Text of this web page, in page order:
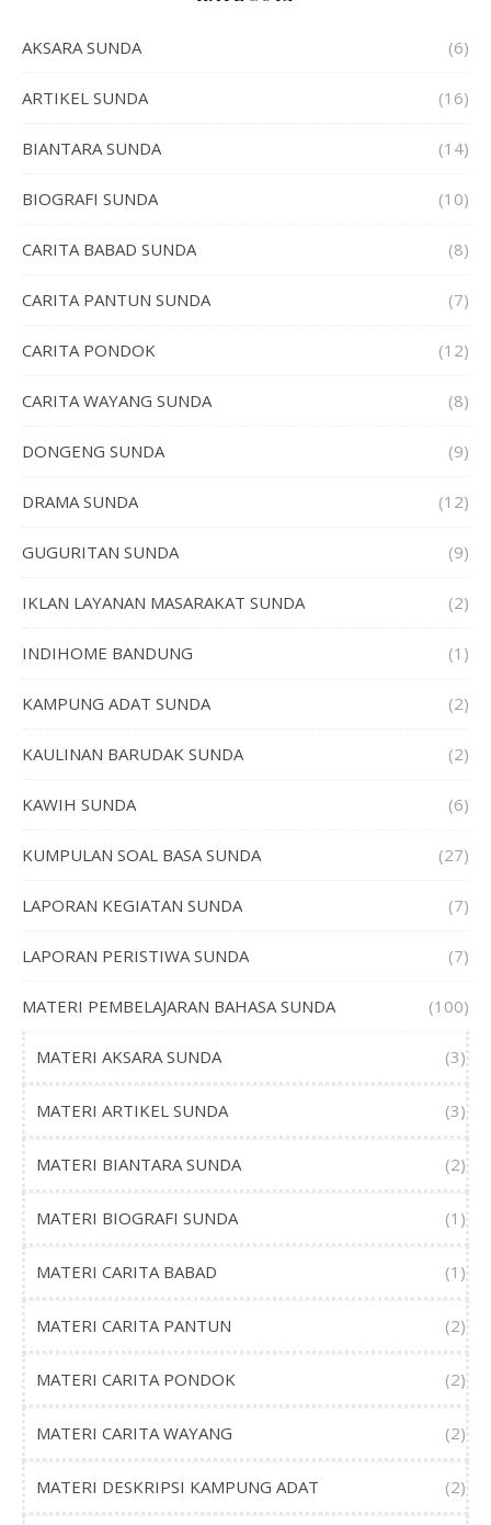
AKSARA SUNDA (6)
ARTIKEL SUNDA (16)
BIANTARA SUNDA (14)
BIOGRAFI SUNDA (10)
CARITA BABAD SUNDA (8)
CARITA PANTUN SUNDA (7)
CARITA PONDOK (12)
CARITA WAYANG SUNDA (8)
DONGENG SUNDA (9)
DRAMA SUNDA (12)
GUGURITAN SUNDA (9)
IKLAN LAYANAN MASARAKAT SUNDA (2)
INDIHOME BANDUNG (1)
KAMPUNG ADAT SUNDA (2)
KAULINAN BARUDAK SUNDA (2)
KAWIH SUNDA (6)
KUMPULAN SOAL BASA SUNDA (27)
LAPORAN KEGIATAN SUNDA (7)
LAPORAN PERISTIWA SUNDA (7)
MATERI PEMBELAJARAN BAHASA SUNDA (100)
MATERI AKSARA SUNDA (3)
MATERI ARTIKEL SUNDA (3)
MATERI BIANTARA SUNDA (2)
MATERI BIOGRAFI SUNDA (1)
MATERI CARITA BABAD (1)
MATERI CARITA PANTUN (2)
MATERI CARITA PONDOK (2)
MATERI CARITA WAYANG (2)
MATERI DESKRIPSI KAMPUNG ADAT (2)